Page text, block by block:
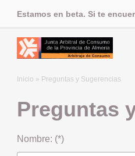
Estamos en beta. Si te
Inicio » Preguntas y Sugerencias
Preguntas
Nombre: (*)